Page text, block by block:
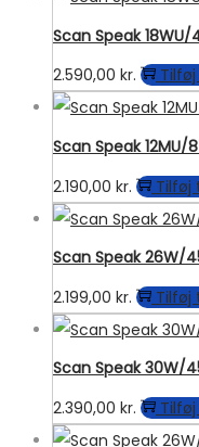
Scan Speak 18WU/
2.590,00 kr.
Scan Speak 12MU/
2.190,00 kr. Tilføj
Scan Speak 26W/
2.199,00 kr. Tilføj
Scan Speak 30W/
2.390,00 kr.